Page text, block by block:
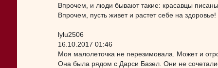
Впрочем, и люди бывают такие: красавцы
Впрочем, пусть живет и растет себе на здоровье!
lylu2506
16.10.2017 01:46
Моя малолеточка не перезимовала. Может и
Она была рядом с Дарси Базел. Они не